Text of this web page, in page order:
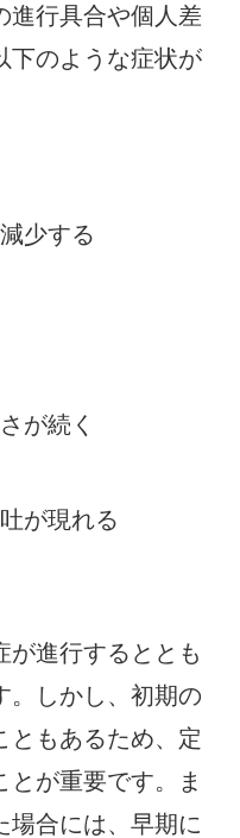
進行具合や個人差
下のような症状が
少する
が続く
が現れる
が進行するととも
。しかし、初期の
ともあるため、定
が重要です。ま
場合には、早期に